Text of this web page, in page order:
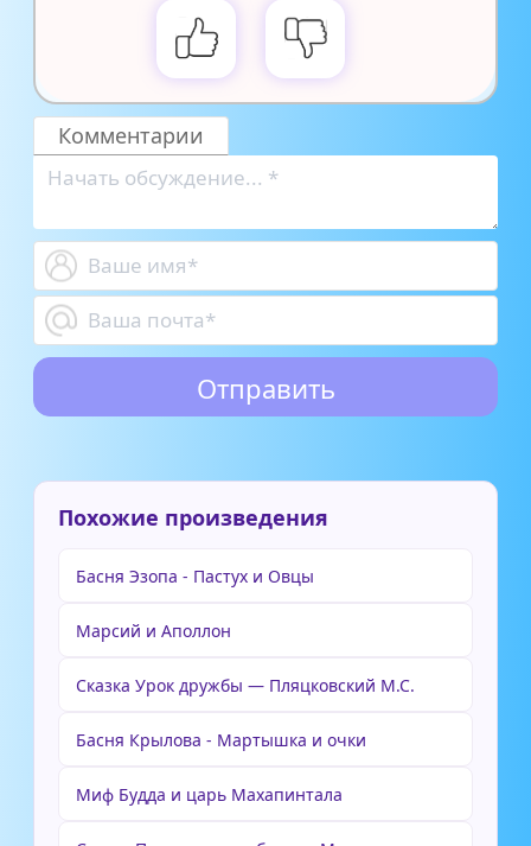
Комментарии
Похожие произведения
Басня Эзопа - Пастух и Овцы
Марсий и Аполлон
Сказка Урок дружбы — Пляцковский М.С.
Басня Крылова - Мартышка и очки
Миф Будда и царь Махапинтала